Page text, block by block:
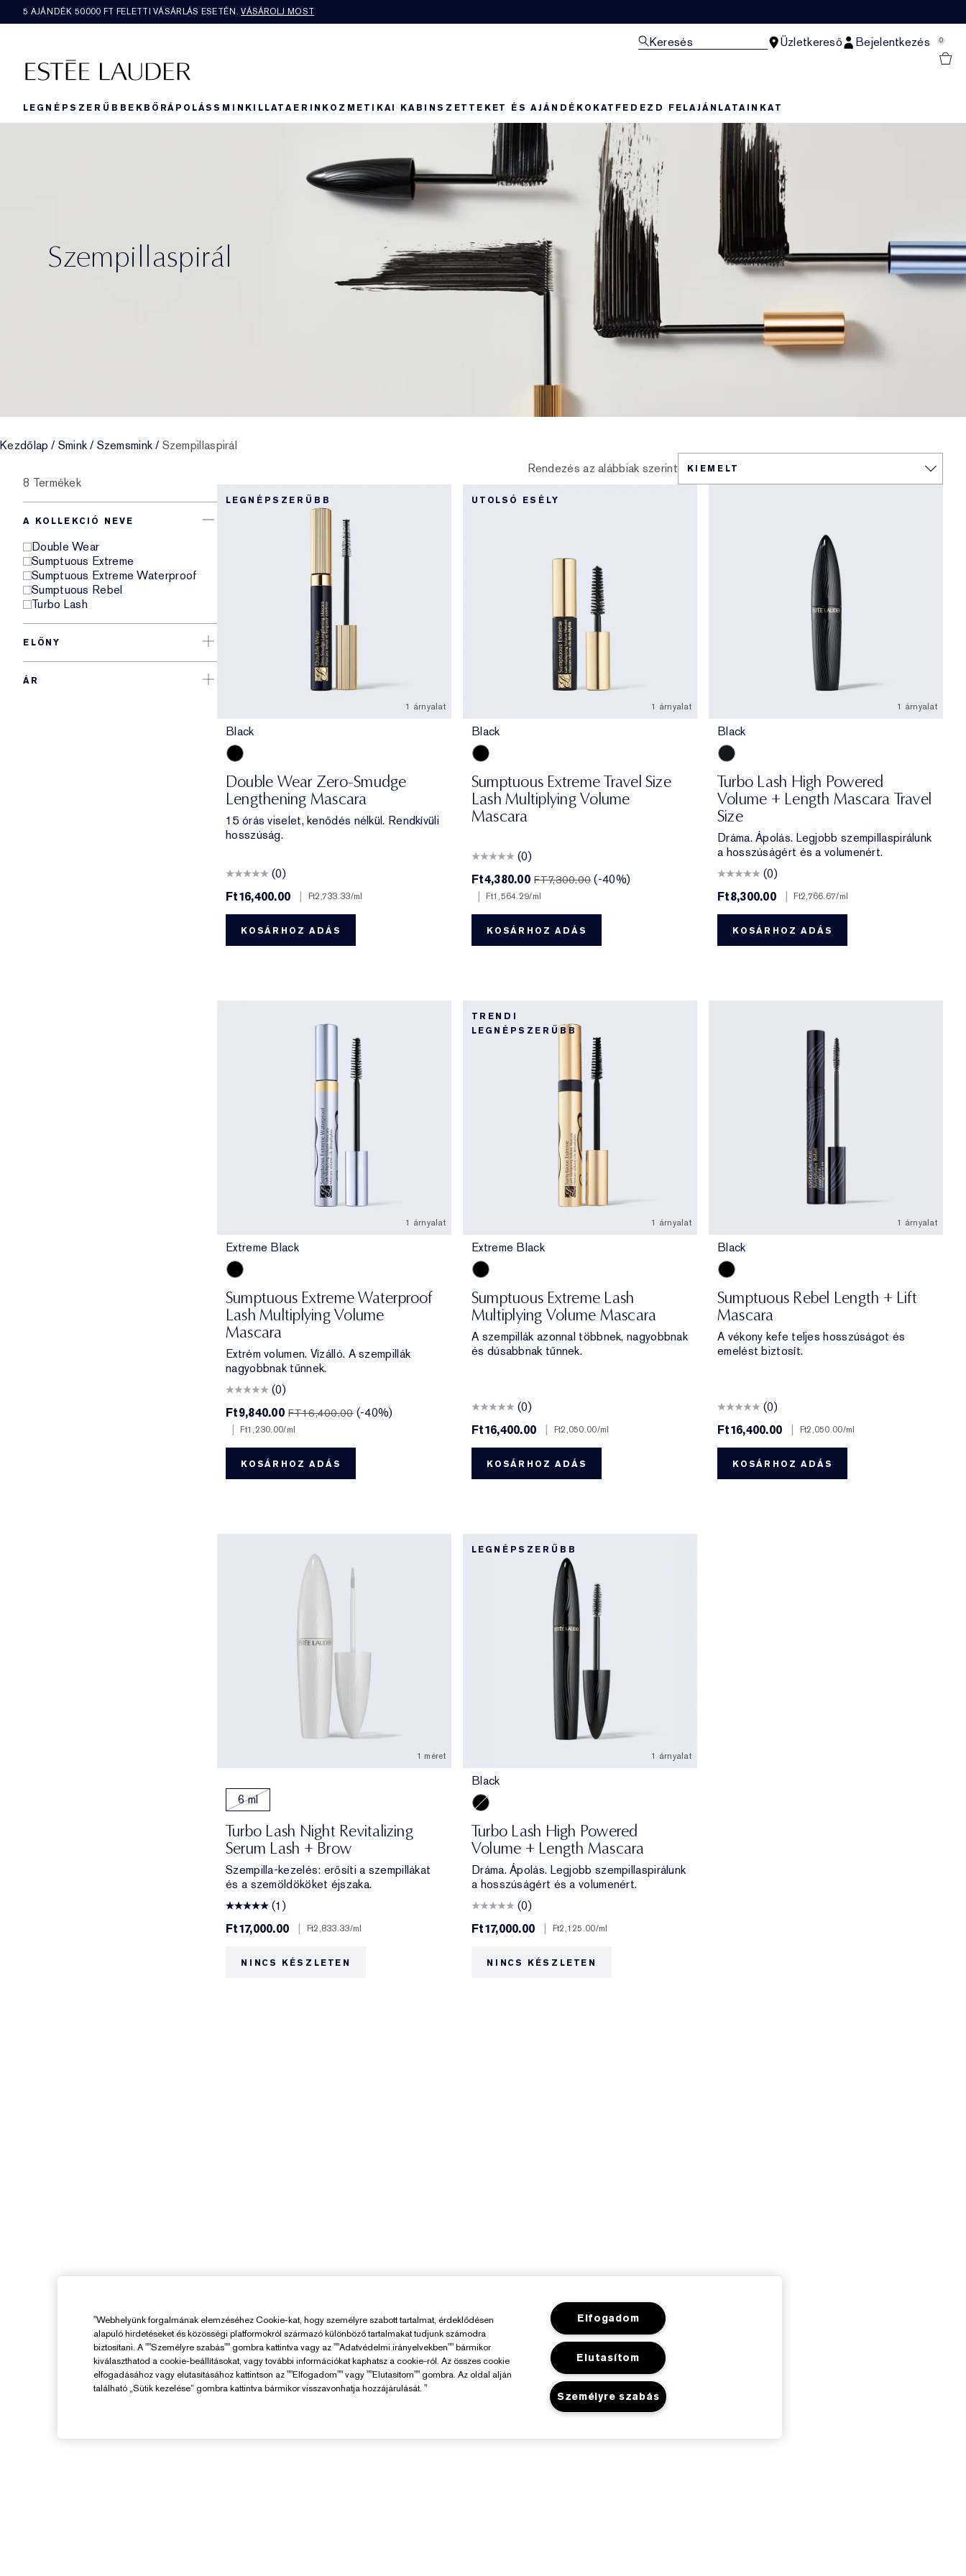
5 AJÁNDÉK 50000​ FT FELETTI VÁSÁRLÁS ESETÉN.VÁSÁROLJ MOST
Keresés Üzletkereső Bejelentkezés 0
LEGNÉPSZERŰBBEKBŐRÁPOLÁSSMINKILLATAERIN KOZMETIKAI KABINSZETTEKET ÉS AJÁNDÉKOKAT FEDEZD FELAJÁNLATAINKAT
Szempillaspirál
Kezdőlap / Smink / Szemsmink / Szempillaspirál
8 Termékek
A KOLLEKCIÓ NEVE
Double Wear
Sumptuous Extreme
Sumptuous Extreme Waterproof
Sumptuous Rebel
Turbo Lash
ELŐNY
ÁR
Rendezés az alábbiak szerint
LEGNÉPSZERŰBB
1 árnyalat
Black
Double Wear Zero-Smudge
Lengthening Mascara
15 órás viselet, kenődés nélkül. Rendkívüli
hosszúság.
(0)
Ft16,400.00
Ft2,733.33/ml
KOSÁRHOZ ADÁS
UTOLSÓ ESÉLY
1 árnyalat
Black
Sumptuous Extreme Travel Size
Lash Multiplying Volume
Mascara
(0)
Ft4,380.00FT7,300.00 (-40%)
Ft1,564.29/ml
KOSÁRHOZ ADÁS
1 árnyalat
Black
Turbo Lash High Powered
Volume + Length Mascara Travel
Size
Dráma. Ápolás. Legjobb szempillaspirálunk
a hosszúságért és a volumenért.
(0)
Ft8,300.00
Ft2,766.67/ml
KOSÁRHOZ ADÁS
1 árnyalat
Extreme Black
Sumptuous Extreme Waterproof
Lash Multiplying Volume
Mascara
Extrém volumen. Vízálló. A szempillák
nagyobbnak tűnnek.
(0)
Ft9,840.00FT16,400.00 (-40%)
Ft1,230.00/ml
KOSÁRHOZ ADÁS
TRENDI
LEGNÉPSZERŰBB
1 árnyalat
Extreme Black
Sumptuous Extreme Lash
Multiplying Volume Mascara
A szempillák azonnal többnek, nagyobbnak
és dúsabbnak tűnnek.
(0)
Ft16,400.00
Ft2,050.00/ml
KOSÁRHOZ ADÁS
1 árnyalat
Black
Sumptuous Rebel Length + Lift
Mascara
A vékony kefe teljes hosszúságot és
emelést biztosít.
(0)
Ft16,400.00
Ft2,050.00/ml
KOSÁRHOZ ADÁS
1 méret
6 ml
Turbo Lash Night Revitalizing
Serum Lash + Brow
Szempilla-kezelés: erősíti a szempillákat
és a szemöldököket éjszaka.
(1)
Ft17,000.00
Ft2,833.33/ml
NINCS KÉSZLETEN
LEGNÉPSZERŰBB
1 árnyalat
Black
Turbo Lash High Powered
Volume + Length Mascara
Dráma. Ápolás. Legjobb szempillaspirálunk
a hosszúságért és a volumenért.
(0)
Ft17,000.00
Ft2,125.00/ml
NINCS KÉSZLETEN
"Webhelyünk forgalmának elemzéséhez Cookie-kat, hogy személyre szabott tartalmat, érdeklődésen
alapuló hirdetéseket és közösségi platformokról származó különböző tartalmakat tudjunk számodra
biztosítani. A ""Személyre szabás"" gombra kattintva vagy az ""Adatvédelmi irányelvekben"" bármikor
kiválaszthatod a cookie-beállításokat, vagy további információkat kaphatsz a cookie-ról. Az összes cookie
elfogadásához vagy elutasításához kattintson az ""Elfogadom"" vagy ""Elutasítom"" gombra. Az oldal alján
található „Sütik kezelése” gombra kattintva bármikor visszavonhatja hozzájárulását. "
Elfogadom
Elutasítom
Személyre szabás